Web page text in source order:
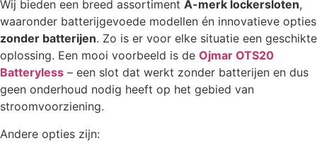
Wij bieden een breed assortiment A-merk lockersloten,
waaronder batterijgevoede modellen én innovatieve opties
zonder batterijen. Zo is er voor elke situatie een geschikte
oplossing. Een mooi voorbeeld is de Ojmar OTS20
Batteryless – een slot dat werkt zonder batterijen en dus
geen onderhoud nodig heeft op het gebied van
stroomvoorziening.
Andere opties zijn: